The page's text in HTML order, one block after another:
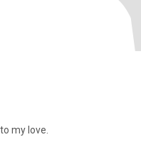
my love.